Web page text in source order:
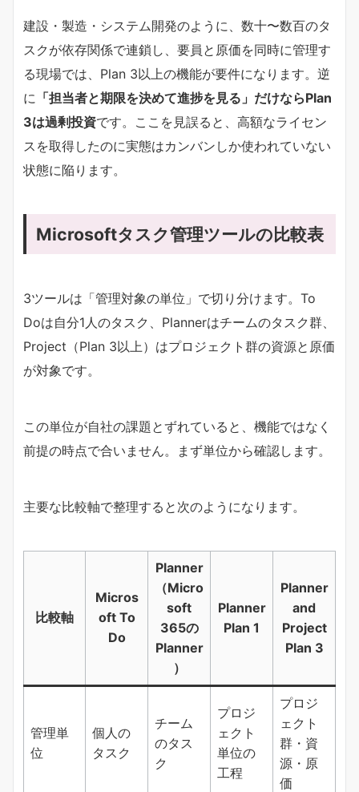
建設・製造・システム開発のように、数十〜数百のタ
スクが依存関係で連鎖し、要員と原価を同時に管理す
る現場では、Plan 3以上の機能が要件になります。逆
に​ ​「担当者と期限を決めて進捗を見る」だけならPlan
3は過剰投資​​です。ここを見誤ると、高額なライセン
スを取得したのに実態はカンバンしか使われていない
状態に陥ります。
Microsoftタスク管理ツールの比較表
3ツールは「管理対象の単位」で切り分けます。To
Doは自分1人のタスク、Plannerはチームのタスク群、
Project（Plan 3以上）はプロジェクト群の資源と原価
が対象です。
この単位が自社の課題とずれていると、機能ではなく
前提の時点で合いません。まず単位から確認します。
主要な比較軸で整理すると次のようになります。
比較軸
Micros
oft To
Do
Planner
（Micro
soft
365の
Planner
）
Planner
Plan 1
Planner
and
Project
Plan 3
管理単
位
個人の
タスク
チーム
のタス
ク
プロジ
ェクト
単位の
工程
プロジ
ェクト
群・資
源・原
価